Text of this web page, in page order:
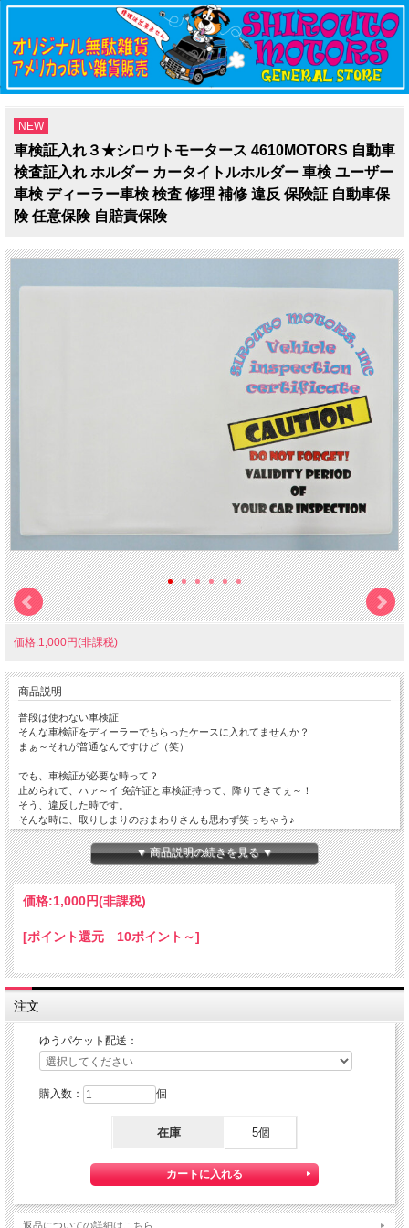
NEW
車検証入れ３★シロウトモータース 4610MOTORS 自動車
検査証入れ ホルダー カータイトルホルダー 車検 ユーザー
車検 ディーラー車検 検査 修理 補修 違反 保険証 自動車保
険 任意保険 自賠責保険
価格:1,000円(非課税)
商品説明
普段は使わない車検証
そんな車検証をディーラーでもらったケースに入れてませんか？
まぁ～それが普通なんですけど（笑）
でも、車検証が必要な時って？
止められて、ハァ～イ 免許証と車検証持って、降りてきてぇ～！
そう、違反した時です。
そんな時に、取りしまりのおまわりさんも思わず笑っちゃう♪
車検証入れです。
勝手なイメージでアメリカンな感じをプリントしました。
中袋付き二つ折りの車検証入れです。
名刺ポケットに、２面ポケット付だから、担当者の名刺、保険証などの収納にも便
利
本体サイズ：３５５ｘ２３５ｍｍ
★こちらの商品は、日本郵便の『ゆうパケット』 配送可能な商品になります。
その際の配送費は、２５０円となります。
ただし、他の商品との同梱は、出来ませんことご了承ください。
ゆうパケットを利用いたしますので、お届け日のご指定、代引きサービスは出来ま
宅 配便のように受領印やサインのやり取りが無く、ご不在時であってもお受け取
◆配達状況の確認ができます。
商品配送後「お問い合わせ番号」をお知らせしますので、日本郵便のHPにて配達
▼ 商品説明の続きを見る ▼
価格:1,000円(非課税)
[ポイント還元 10ポイント～]
注文
ゆうパケット配送：
購入数： 個
在庫 5個
返品についての詳細はこちら